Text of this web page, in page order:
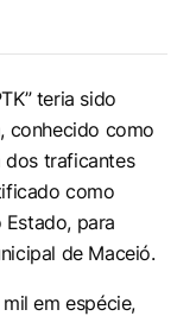
teria sido
conhecido como
dos traficantes
como
para
de Maceió.
em espécie,